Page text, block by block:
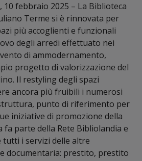
10 febbraio 2025 – La Biblioteca
Terme si è rinnovata per
più accoglienti e funzionali
degli arredi effettuato nei
di ammodernamento,
progetto di valorizzazione del
Il restyling degli spazi
ancora più fruibili i numerosi
punto di riferimento per
iniziative di promozione della
fa parte della Rete Bibliolandia e
i servizi delle altre
documentaria: prestito, prestito